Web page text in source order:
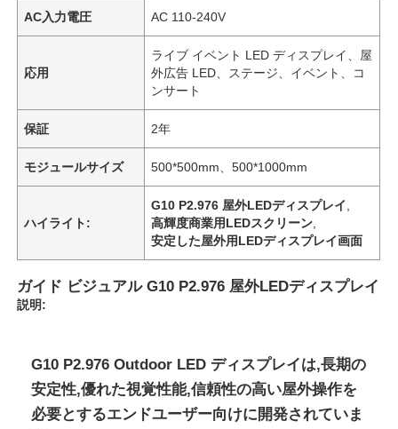
AC入力電圧 AC 110-240V
応用
ライブ イベント LED ディスプレイ、屋
外広告 LED、ステージ、イベント、コ
ンサート
保証 2年
モジュールサイズ 500*500mm、500*1000mm
ハイライト:
G10 P2.976 屋外LEDディスプレイ
高輝度商業用LEDスクリーン
安定した屋外用LEDディスプレイ画面
ガイド ビジュアル G10 P2.976 屋外LEDディスプレイ
説明:
G10 P2.976 Outdoor LED ディスプレイは,長期の
安定性,優れた視覚性能,信頼性の高い屋外操作を
必要とするエンドユーザー向けに開発されていま